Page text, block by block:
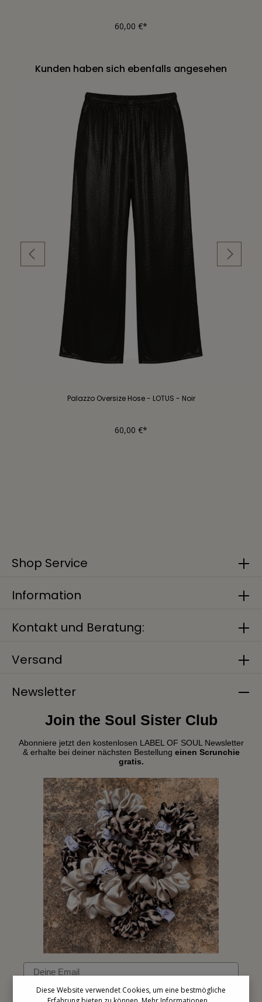
60,00 €*
Kunden haben sich ebenfalls angesehen
Palazzo Oversize Hose - LOTUS - Noir
60,00 €*
Kontakt und Beratung:
Versand
Newsletter
Join the Soul Sister Club
Abonniere jetzt den kostenlosen LABEL OF SOUL Newsletter
& erhalte bei deiner nächsten Bestellung einen Scrunchie
gratis.
Email
Shop Service
Information
Diese Website verwendet Cookies, um eine bestmögliche